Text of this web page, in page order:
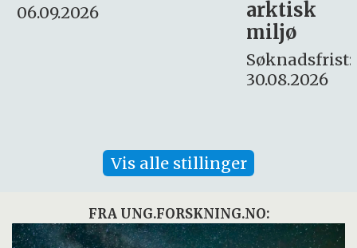
Søknadsfrist:
16. august.
Vis alle stillinger
FRA UNG.FORSKNING.NO: